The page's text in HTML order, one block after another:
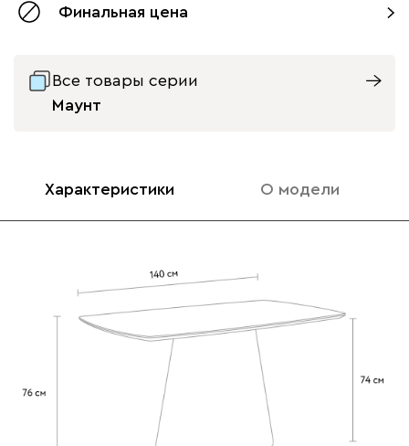
Финальная цена
Все товары серии
Маунт
Характеристики О модели